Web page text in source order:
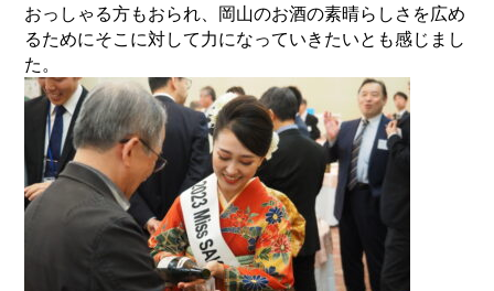
おっしゃる方もおられ、岡山のお酒の素晴らしさを広め
るためにそこに対して力になっていきたいとも感じまし
た。